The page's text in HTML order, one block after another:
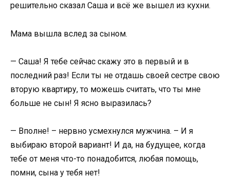
решительно сказал Саша и всё же вышел из кухни.
Мама вышла вслед за сыном.
— Саша! Я тебе сейчас скажу это в первый и в
последний раз! Если ты не отдашь своей сестре свою
вторую квартиру, то можешь считать, что ты мне
больше не сын! Я ясно выразилась?
— Вполне! – нервно усмехнулся мужчина. – И я
выбираю второй вариант! И да, на будущее, когда
тебе от меня что-то понадобится, любая помощь,
помни, сына у тебя нет!